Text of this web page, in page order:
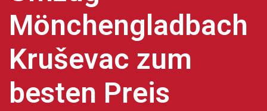
Mönchengladbach
Kruševac zum
besten Preis